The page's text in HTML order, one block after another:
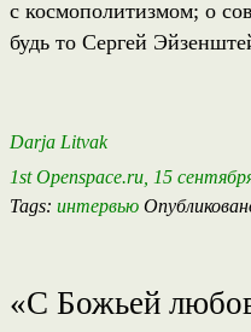
с космополитизмом; о
будь то Сергей
Darja Litvak
1st Openspace.ru, 15
Tags: интервью
«С Божьей